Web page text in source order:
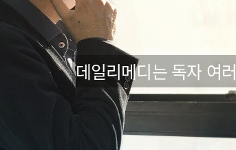
4
전공의 모집 결과
의사국시 합격률
지역병원 중소병원
행정처분 판례
학회/연수강좌 행사
법적고지
데일리메디는 독자 여